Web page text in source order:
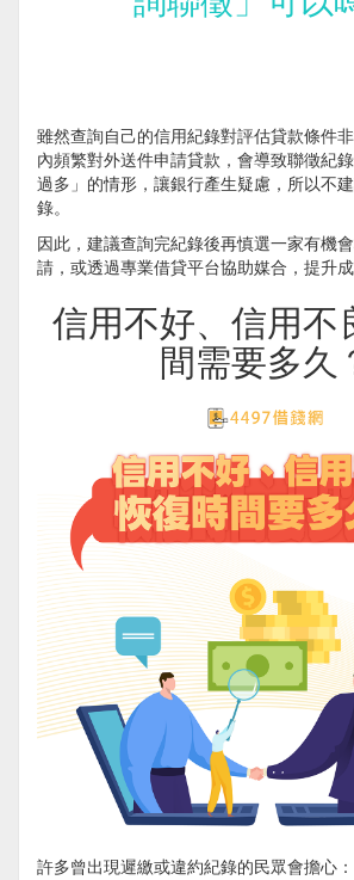
雖然查詢自己的信用紀錄對評估貸款條件
內頻繁對外送件申請貸款，會導致聯徵紀
過多」的情形，讓銀行產生疑慮，所以不
錄。
因此，建議查詢完紀錄後再慎選一家有機
請，或透過專業借貸平台協助媒合，提升成
信用不好、信用不
間需要多久
許多曾出現遲繳或違約紀錄的民眾會擔心